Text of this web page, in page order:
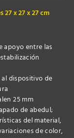
27 x 27 x 27 cm
apoyo entre las
dispositivo de
25 mm
de abedul;
del material,
de color,